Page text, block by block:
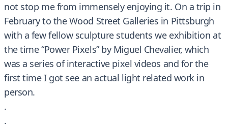
not stop me from immensely enjoying it. On a trip in
February to the Wood Street Galleries in Pittsburgh
with a few fellow sculpture students we exhibition at
the time “Power Pixels” by Miguel Chevalier, which
was a series of interactive pixel videos and for the
first time I got see an actual light related work in
person.
.
.